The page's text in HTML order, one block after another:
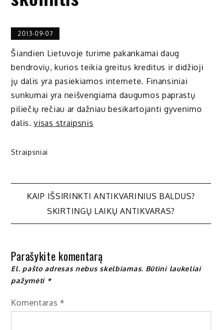
2013-09-07
Šiandien Lietuvoje turime pakankamai daug
bendrovių, kurios teikia greitus kreditus ir didžioji
jų dalis yra pasiekiamos internete. Finansiniai
sunkumai yra neišvengiama daugumos paprastų
piliečių rečiau ar dažniau besikartojanti gyvenimo
dalis.visas straipsnis
Straipsniai
Navigacija
tarp
įrašų
KAIP IŠSIRINKTI ANTIKVARINIUS BALDUS?
SKIRTINGŲ LAIKŲ ANTIKVARAS?
Parašykite komentarą
El. pašto adresas nebus skelbiamas. Būtini laukeliai
pažymėti *
Komentaras *